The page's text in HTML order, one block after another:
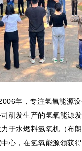
年，专注氢氧能源设
研发生产的氢氧能源
于水燃料氢氧机（布
心，在氢氧能源领获